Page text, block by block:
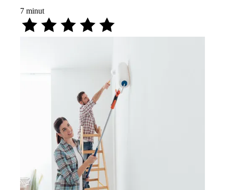
7 minut